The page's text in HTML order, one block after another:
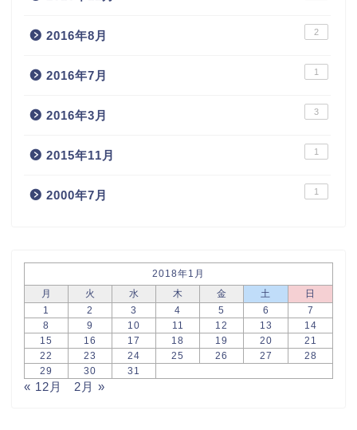
2016年8月 2
2016年7月 1
2016年3月 3
2015年11月 1
2000年7月 1
2018年1月
月
火 水 木 金 土
日
1
2 3 4 5 6
7
8
9 10 11 12 13
14
15
16 17 18 19 20
21
22
23 24 25 26 27
28
29
30 31
« 12月 2月 »